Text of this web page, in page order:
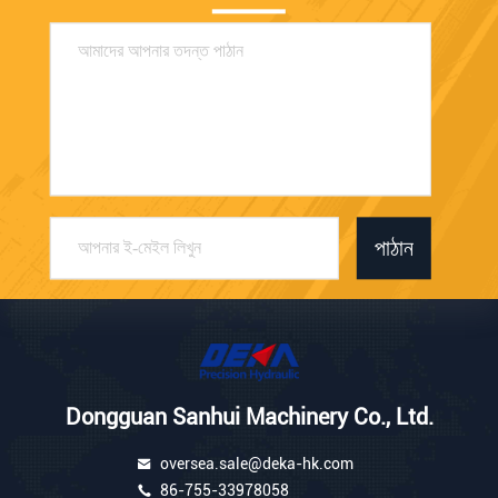
পাঠান
Dongguan Sanhui Machinery Co., Ltd.
oversea.sale@deka-hk.com
86-755-33978058